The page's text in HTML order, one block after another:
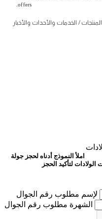
offers.
/ الخدمات والأحداث والأخبار
املأ النموذج أدناه لحجز جولة
لتأكيد الحجز
لإسم مطلوب رقم الجوال
الشهرة مطلوب رقم الجوال